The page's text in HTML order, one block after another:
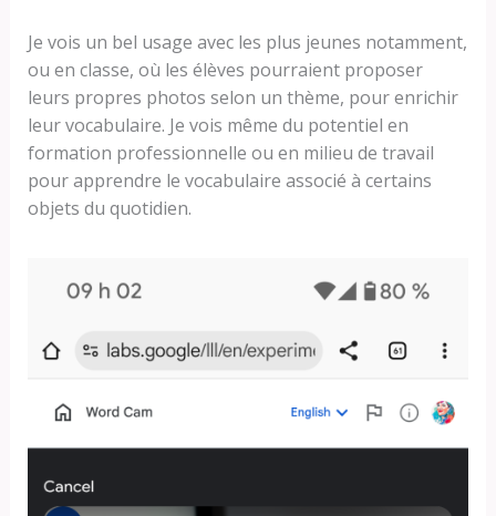
Je vois un bel usage avec les plus jeunes notamment,
ou en classe, où les élèves pourraient proposer
leurs propres photos selon un thème, pour enrichir
leur vocabulaire. Je vois même du potentiel en
formation professionnelle ou en milieu de travail
pour apprendre le vocabulaire associé à certains
objets du quotidien.